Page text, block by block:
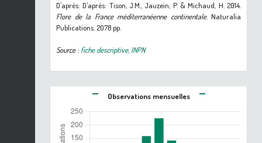
D'après: D'après: Tison, J.M., Jauzein, P. & Michaud, H. 2014.
Flore de la France méditerranéenne continentale. Naturalia
Publications. 2078 pp.
Source : fiche descriptive, INPN
Observations mensuelles